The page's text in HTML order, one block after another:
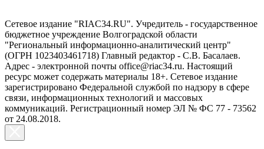
Сетевое издание "RIAC34.RU". Учредитель - государственное
бюджетное учреждение Волгоградской области
"Региональный информационно-аналитический центр"
(ОГРН 1023403461718) Главный редактор - С.В. Басалаев.
Адрес - электронной почты office@riac34.ru. Настоящий
ресурс может содержать материалы 18+. Сетевое издание
зарегистрировано Федеральной службой по надзору в сфере
связи, информационных технологий и массовых
коммуникаций. Регистрационный номер ЭЛ № ФС 77 - 73562
от 24.08.2018.